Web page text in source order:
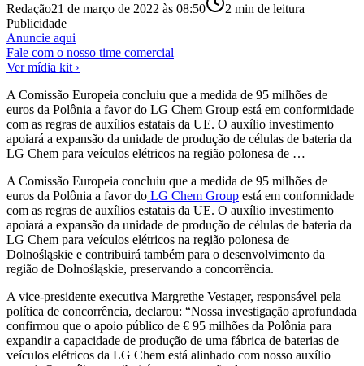
Redação21 de março de 2022 às 08:50 2 min de leitura
Publicidade
Anuncie aqui
Fale com o nosso time comercial
Ver mídia kit ›
A Comissão Europeia concluiu que a medida de 95 milhões de
euros da Polônia a favor do LG Chem Group está em conformidade
com as regras de auxílios estatais da UE. O auxílio investimento
apoiará a expansão da unidade de produção de células de bateria da
LG Chem para veículos elétricos na região polonesa de …
A Comissão Europeia concluiu que a medida de 95 milhões de
euros da Polônia a favor do LG Chem Group está em conformidade
com as regras de auxílios estatais da UE. O auxílio investimento
apoiará a expansão da unidade de produção de células de bateria da
LG Chem para veículos elétricos na região polonesa de
Dolnośląskie e contribuirá também para o desenvolvimento da
região de Dolnośląskie, preservando a concorrência.
A vice-presidente executiva Margrethe Vestager, responsável pela
política de concorrência, declarou: “Nossa investigação aprofundada
confirmou que o apoio público de € 95 milhões da Polônia para
expandir a capacidade de produção de uma fábrica de baterias de
veículos elétricos da LG Chem está alinhado com nosso auxílio